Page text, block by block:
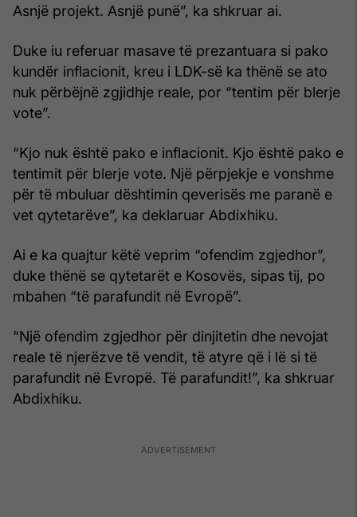
Asnjë projekt. Asnjë punë”, ka shkruar ai.
Duke iu referuar masave të prezantuara si pako
kundër inflacionit, kreu i LDK-së ka thënë se ato
nuk përbëjnë zgjidhje reale, por “tentim për blerje
vote”.
“Kjo nuk është pako e inflacionit. Kjo është pako e
tentimit për blerje vote. Një përpjekje e vonshme
për të mbuluar dështimin qeverisës me paranë e
vet qytetarëve”, ka deklaruar Abdixhiku.
Ai e ka quajtur këtë veprim “ofendim zgjedhor”,
duke thënë se qytetarët e Kosovës, sipas tij, po
mbahen “të parafundit në Evropë”.
“Një ofendim zgjedhor për dinjitetin dhe nevojat
reale të njerëzve të vendit, të atyre që i lë si të
parafundit në Evropë. Të parafundit!”, ka shkruar
Abdixhiku.